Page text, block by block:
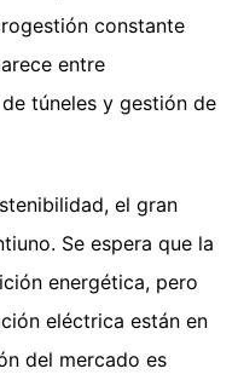
constante
entre
túneles y gestión de
el gran
Se espera que la
energética, pero
eléctrica están en
del mercado es